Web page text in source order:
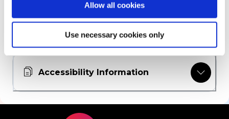
Allow all cookies
Use necessary cookies only
Educational Resources
Accessibility Information